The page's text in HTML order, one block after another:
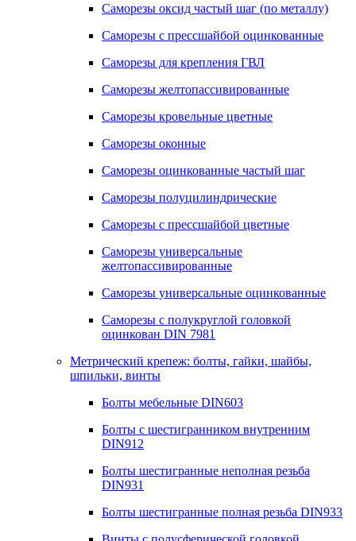
Саморезы оксид частый шаг (по металлу)
Саморезы с прессшайбой оцинкованные
Саморезы для крепления ГВЛ
Саморезы желтопассивированные
Саморезы кровельные цветные
Саморезы оконные
Саморезы оцинкованные частый шаг
Саморезы полуцилиндрические
Саморезы с прессшайбой цветные
Саморезы универсальные
желтопассивированные
Саморезы универсальные оцинкованные
Саморезы с полукруглой головкой
оцинкован DIN 7981
Метрический крепеж: болты, гайки, шайбы,
шпильки, винты
Болты мебельные DIN603
Болты с шестигранником внутренним
DIN912
Болты шестигранные неполная резьба
DIN931
Болты шестигранные полная резьба DIN933